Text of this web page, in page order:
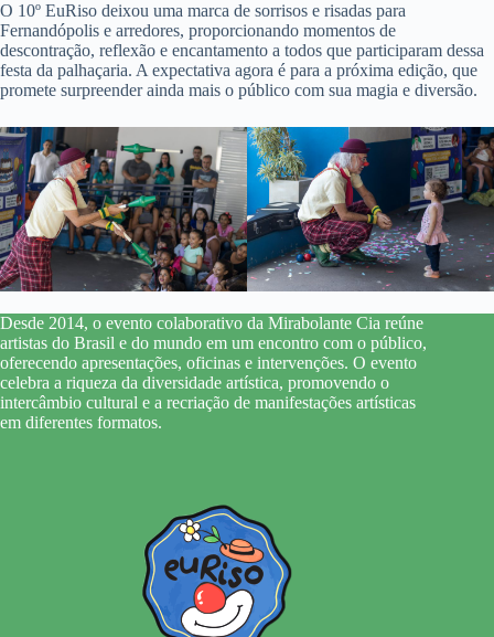
O 10º EuRiso deixou uma marca de sorrisos e risadas para
Fernandópolis e arredores, proporcionando momentos de
descontração, reflexão e encantamento a todos que participaram dessa
festa da palhaçaria. A expectativa agora é para a próxima edição, que
promete surpreender ainda mais o público com sua magia e diversão.
Desde 2014, o evento colaborativo da Mirabolante Cia reúne
artistas do Brasil e do mundo em um encontro com o público,
oferecendo apresentações, oficinas e intervenções. O evento
celebra a riqueza da diversidade artística, promovendo o
intercâmbio cultural e a recriação de manifestações artísticas
em diferentes formatos.